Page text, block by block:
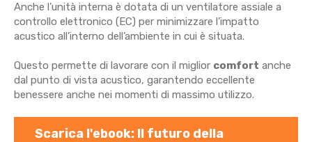
Anche l’unità interna è dotata di un ventilatore assiale a
controllo elettronico (EC) per minimizzare l’impatto
acustico all’interno dell’ambiente in cui è situata.
Questo permette di lavorare con il miglior comfort anche
dal punto di vista acustico, garantendo eccellente
benessere anche nei momenti di massimo utilizzo.
Scarica l'ebook: Il futuro della